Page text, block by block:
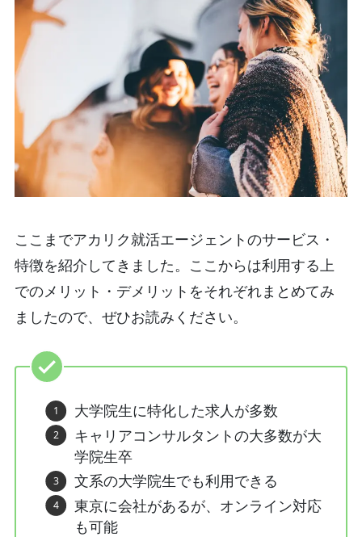
ここまでアカリク就活エージェントのサービス・
特徴を紹介してきました。ここからは利用する上
でのメリット・デメリットをそれぞれまとめてみ
ましたので、ぜひお読みください。
大学院生に特化した求人が多数
キャリアコンサルタントの大多数が大
学院生卒
文系の大学院生でも利用できる
東京に会社があるが、オンライン対応
も可能